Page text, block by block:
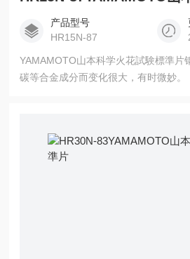
产品型号
HR15N-87
YAMAMOTO山本科学火花試験標準片
碳等合金成分而变化很大，有时微妙。